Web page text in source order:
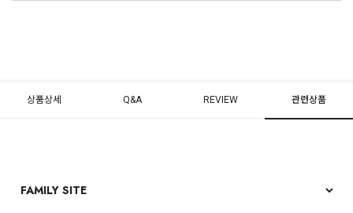
상품상세 Q&A REVIEW 관련상품